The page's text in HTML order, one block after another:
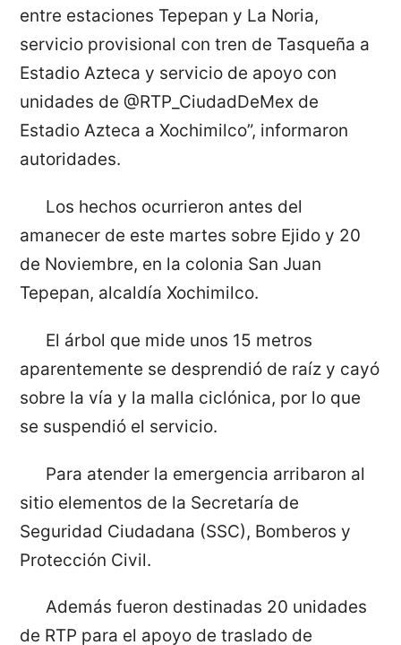
entre estaciones Tepepan y La Noria,
servicio provisional con tren de Tasqueña a
Estadio Azteca y servicio de apoyo con
unidades de @RTP_CiudadDeMex de
Estadio Azteca a Xochimilco”, informaron
autoridades.
Los hechos ocurrieron antes del
amanecer de este martes sobre Ejido y 20
de Noviembre, en la colonia San Juan
Tepepan, alcaldía Xochimilco.
El árbol que mide unos 15 metros
aparentemente se desprendió de raíz y cayó
sobre la vía y la malla ciclónica, por lo que
se suspendió el servicio.
Para atender la emergencia arribaron al
sitio elementos de la Secretaría de
Seguridad Ciudadana (SSC), Bomberos y
Protección Civil.
Además fueron destinadas 20 unidades
de RTP para el apoyo de traslado de